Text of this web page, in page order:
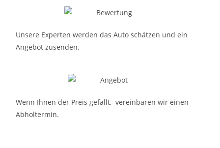
Unsere Experten werden das Auto schätzen und ein
Angebot zusenden.
Wenn Ihnen der Preis gefällt, vereinbaren wir einen
Abholtermin.